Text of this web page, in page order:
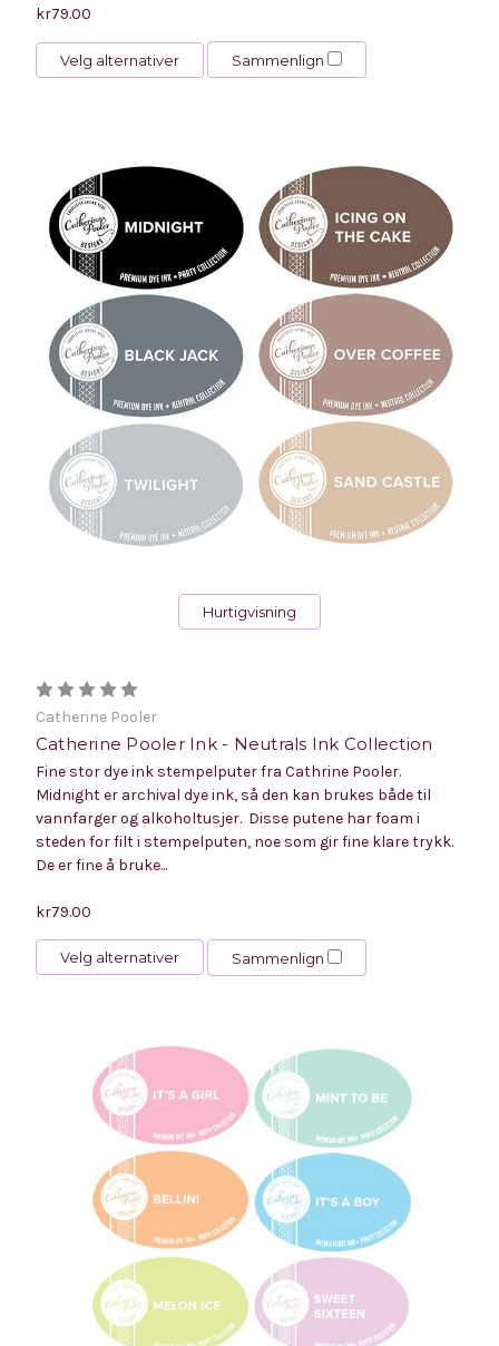
kr79.00
Velg alternativer Sammenlign
Hurtigvisning
Catherine Pooler
Catherine Pooler Ink - Neutrals Ink Collection
Fine stor dye ink stempelputer fra Cathrine Pooler.
Midnight er archival dye ink, så den kan brukes både til
vannfarger og alkoholtusjer. Disse putene har foam i
steden for filt i stempelputen, noe som gir fine klare trykk.
De er fine å bruke...
kr79.00
Velg alternativer Sammenlign